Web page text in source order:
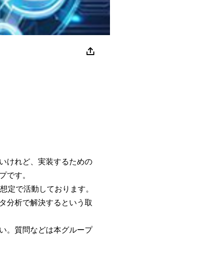
けれど、実装するための
です。
で活動しております。
分析で解決するという取
。質問などは本グループ